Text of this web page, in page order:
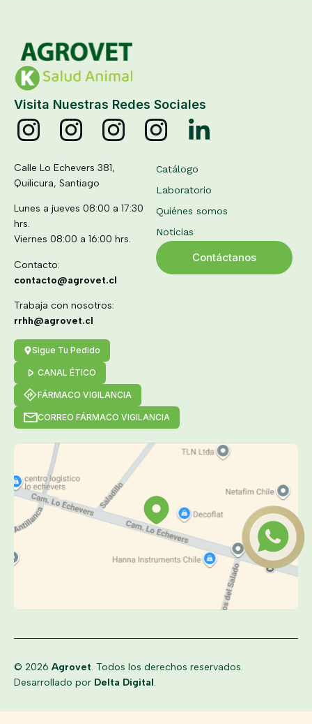
Visita Nuestras Redes Sociales
Calle Lo Echevers 381,
Quilicura, Santiago
Lunes a jueves 08:00 a 17:30
hrs.
Viernes 08:00 a 16:00 hrs.
Contacto:
contacto@agrovet.cl
Trabaja con nosotros:
rrhh@agrovet.cl
Sigue Tu Pedido
Catálogo
Laboratorio
Quiénes somos
Noticias
Contáctanos
CANAL ÉTICO
FÁRMACO VIGILANCIA
CORREO FÁRMACO VIGILANCIA
© 2026 Agrovet. Todos los derechos reservados.
Desarrollado por Delta Digital.